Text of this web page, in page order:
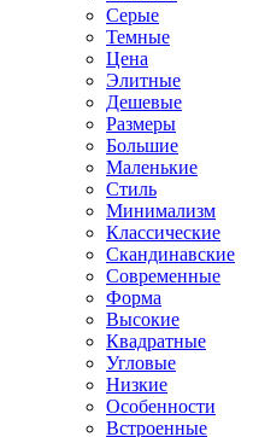
Серые
Темные
Цена
Элитные
Дешевые
Размеры
Большие
Маленькие
Стиль
Минимализм
Классические
Скандинавские
Современные
Форма
Высокие
Квадратные
Угловые
Низкие
Особенности
Встроенные